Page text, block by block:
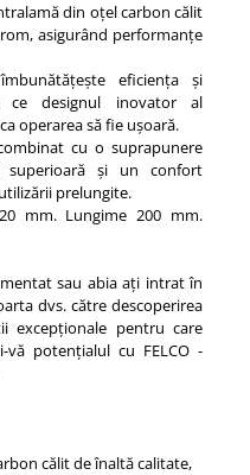
din oțel carbon călit
asigurând performanțe
eficiența și
designul inovator al
operarea să fie ușoară.
cu o suprapunere
superioară și un confort
prelungite.
mm. Lungime 200 mm.
sau abia ați intrat în
dvs. către descoperirea
excepționale pentru care
vă potențialul cu FELCO -
călit de înaltă calitate,